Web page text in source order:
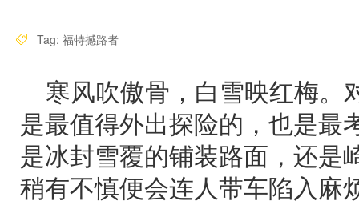
Tag: 福特撼路者
寒风吹傲骨，白雪映红梅。
是最值得外出探险的，也是最
是冰封雪覆的铺装路面，还是
稍有不慎便会连人带车陷入麻